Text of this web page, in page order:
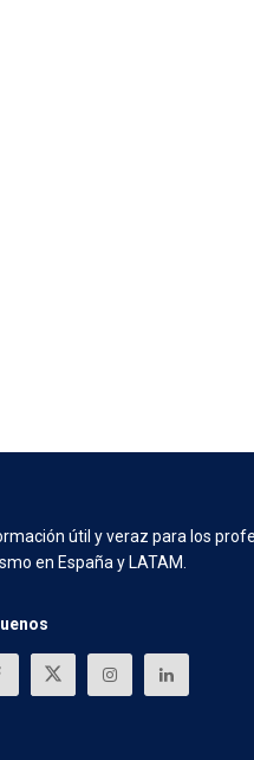
útil y veraz para los
en España y LATAM.